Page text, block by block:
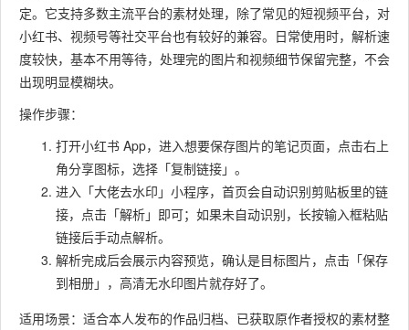
定。它支持多数主流平台的素材处理，除了常见的短视频平台，对
小红书、视频号等社交平台也有较好的兼容。日常使用时，解析速
度较快，基本不用等待，处理完的图片和视频细节保留完整，不会
出现明显模糊块。
操作步骤：
打开小红书 App，进入想要保存图片的笔记页面，点击右上
角分享图标，选择「复制链接」。
进入「大佬去水印」小程序，首页会自动识别剪贴板里的链
接，点击「解析」即可；如果未自动识别，长按输入框粘贴
链接后手动点解析。
解析完成后会展示内容预览，确认是目标图片，点击「保存
到相册」，高清无水印图片就存好了。
适用场景：适合本人发布的作品归档、已获取原作者授权的素材整